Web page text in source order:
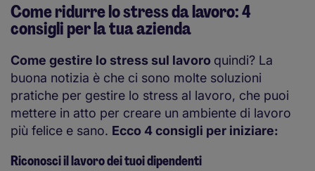
Come ridurre lo stress da lavoro: 4
consigli per la tua azienda
Come gestire lo stress sul lavoro quindi? La
buona notizia è che ci sono molte soluzioni
pratiche per gestire lo stress al lavoro, che puoi
mettere in atto per creare un ambiente di lavoro
più felice e sano. Ecco 4 consigli per iniziare:
Riconosci il lavoro dei tuoi dipendenti